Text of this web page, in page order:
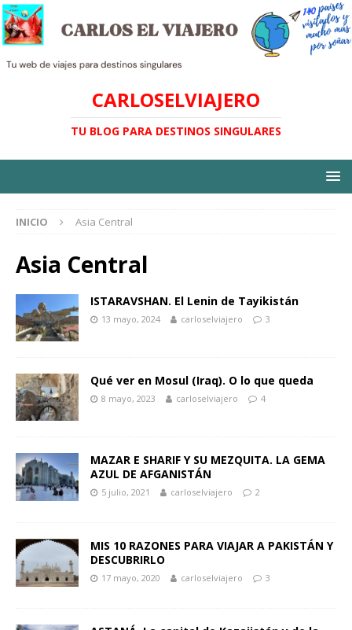
CARLOSELVIAJERO
TU BLOG PARA DESTINOS SINGULARES
INICIO Asia Central
Asia Central
ISTARAVSHAN. El Lenin de Tayikistán
13 mayo, 2024 carloselviajero 3
Qué ver en Mosul (Iraq). O lo que queda
8 mayo, 2023 carloselviajero 4
MAZAR E SHARIF Y SU MEZQUITA. LA GEMA
AZUL DE AFGANISTÁN
5 julio, 2021 carloselviajero 2
MIS 10 RAZONES PARA VIAJAR A PAKISTÁN Y
DESCUBRIRLO
17 mayo, 2020 carloselviajero 3